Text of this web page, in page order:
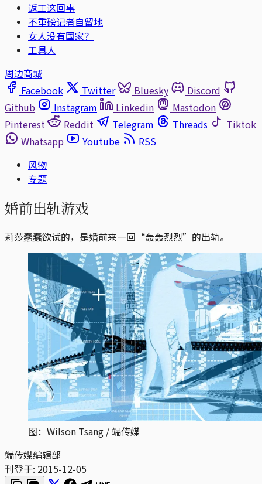
返工这回事
不重磅记者自留地
女人没有国家？
工具人
周边商城
Facebook
Twitter Bluesky
Discord
Github
Instagram Linkedin
Mastodon
Pinterest
Reddit Telegram Threads
Tiktok
Whatsapp
Youtube
RSS
风物
专题
婚前出轨游戏
莉莎蠢蠢欲试的，是婚前来一回“轰轰烈烈”的出轨。
图：Wilson Tsang / 端传媒
端传媒编辑部
刊登于: 2015-12-05